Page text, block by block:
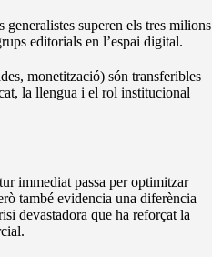
superen els tres milions
editorials en l’espai digital.
monetització) són transferibles
la llengua i el rol institucional
immediat passa per optimitzar
també evidencia una diferència
devastadora que ha reforçat la